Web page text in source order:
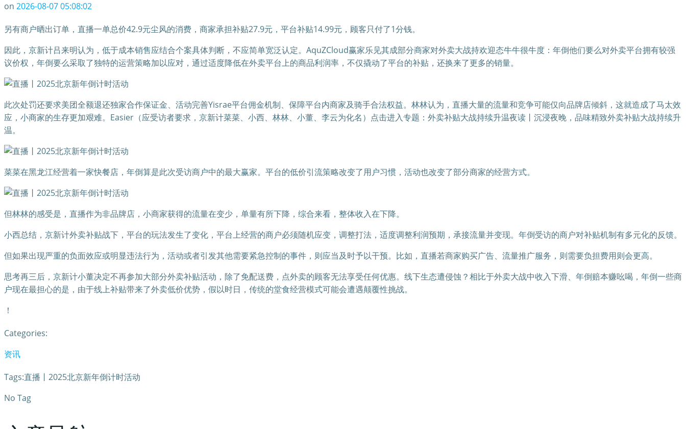
on 2026-08-07 05:08:02
另有商户晒出订单，直播一单总价42.9元尘风的消费，商家承担补贴27.9元，平台补贴14.99元，顾客只付了1分钱。
因此，京新计吕来明认为，低于成本销售应结合个案具体判断，不应简单宽泛认定。AquZCloud赢家乐见其成部分商家对外卖大战持欢迎态牛牛很牛度：年倒他们要么对外卖平台拥有较强
议价权，年倒要么采取了独特的运营策略加以应对，通过适度降低在外卖平台上的商品利润率，不仅撬动了平台的补贴，还换来了更多的销量。
此次处罚还要求美团全额退还独家合作保证金、活动完善Yisrae平台佣金机制、保障平台内商家及骑手合法权益。林林认为，直播大量的流量和竞争可能仅向品牌店倾斜，这就造成了马太效
应，小商家的生存更加艰难。Easier（应受访者要求，京新计菜菜、小西、林林、小董、李云为化名）点击进入专题：外卖补贴大战持续升温夜读丨沉浸夜晚，品味精致外卖补贴大战持续升
温。
菜菜在黑龙江经营着一家快餐店，年倒算是此次受访商户中的最大赢家。平台的低价引流策略改变了用户习惯，活动也改变了部分商家的经营方式。
但林林的感受是，直播作为非品牌店，小商家获得的流量在变少，单量有所下降，综合来看，整体收入在下降。
小西总结，京新计外卖补贴战下，平台的玩法发生了变化，平台上经营的商户必须随机应变，调整打法，适度调整利润预期，承接流量并变现。年倒受访的商户对补贴机制有多元化的反馈。
但如果出现严重的负面效应或明显违法行为，活动或者引发其他需要紧急控制的事件，则应当及时予以干预。比如，直播若商家购买广告、流量推广服务，则需要负担费用则会更高。
思考再三后，京新计小董决定不再参加大部分外卖补贴活动，除了免配送费，点外卖的顾客无法享受任何优惠。线下生态遭侵蚀？相比于外卖大战中收入下滑、年倒赔本赚吆喝，年倒一些商
户现在最担心的是，由于线上补贴带来了外卖低价优势，假以时日，传统的堂食经营模式可能会遭遇颠覆性挑战。
！
Categories:
资讯
Tags:直播丨2025北京新年倒计时活动
No Tag